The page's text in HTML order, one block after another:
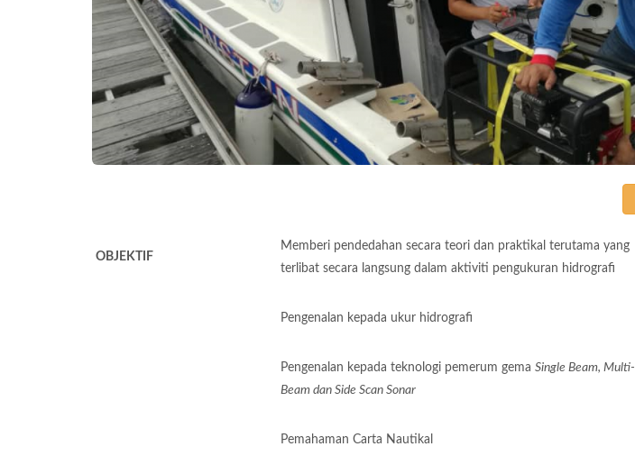
OBJEKTIF
Memberi pendedahan secara teori dan praktikal terutama yang
terlibat secara langsung dalam aktiviti pengukuran hidrografi
Pengenalan kepada ukur hidrografi
Pengenalan kepada teknologi pemerum gema Single Beam, Multi-
Beam dan Side Scan Sonar
Pemahaman Carta Nautikal